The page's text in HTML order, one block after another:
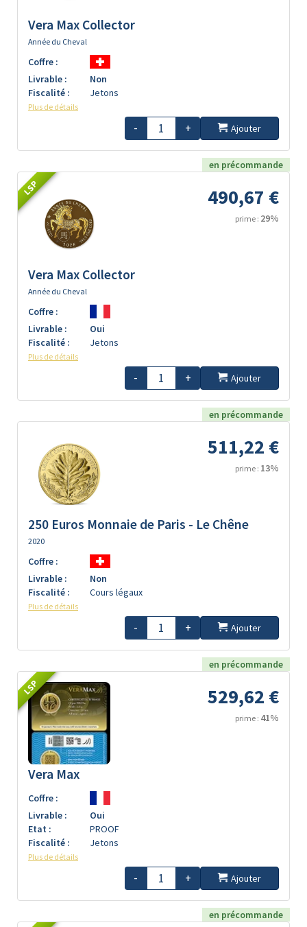
Vera Max Collector
Année du Cheval
Coffre :
Livrable :
Non
Fiscalité :
Jetons
Plus de détails
- + Ajouter
en précommande
LSP 490,67 €
prime : 29%
Vera Max Collector
Année du Cheval
Coffre :
Livrable :
Oui
Fiscalité :
Jetons
Plus de détails
- + Ajouter
en précommande
511,22 €
prime : 13%
250 Euros Monnaie de Paris - Le Chêne
2020
Coffre :
Livrable :
Non
Fiscalité :
Cours légaux
Plus de détails
- + Ajouter
en précommande
LSP 529,62 €
prime : 41%
Vera Max
Coffre :
Livrable :
Oui
Etat :
PROOF
Fiscalité :
Jetons
Plus de détails
- + Ajouter
en précommande